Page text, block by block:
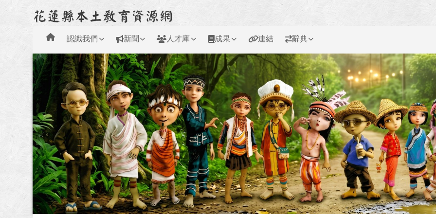
跳至主內容區
花蓮縣本土教育資源網
認識我們 新聞 人才庫 成果 連結 辭典